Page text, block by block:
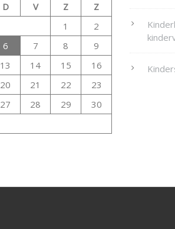
D V Z
Z
1
2
6 7 8
9
13 14 15
16
20 21 22
23
27 28 29
30